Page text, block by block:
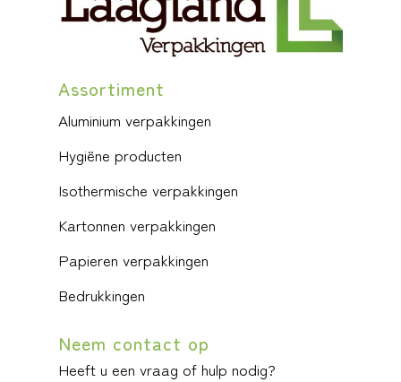
Assortiment
Aluminium verpakkingen
Hygiëne producten
Isothermische verpakkingen
Kartonnen verpakkingen
Papieren verpakkingen
Bedrukkingen
Neem contact op
Heeft u een vraag of hulp nodig?